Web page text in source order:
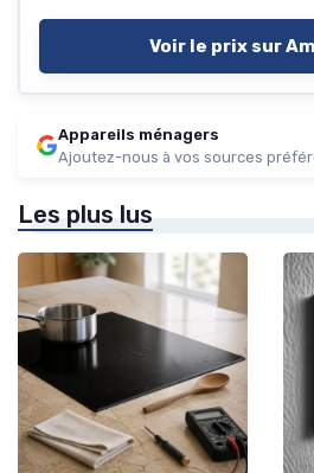
Voir le prix sur
Appareils ménagers
Ajoutez-nous à vos sources
Les plus lus